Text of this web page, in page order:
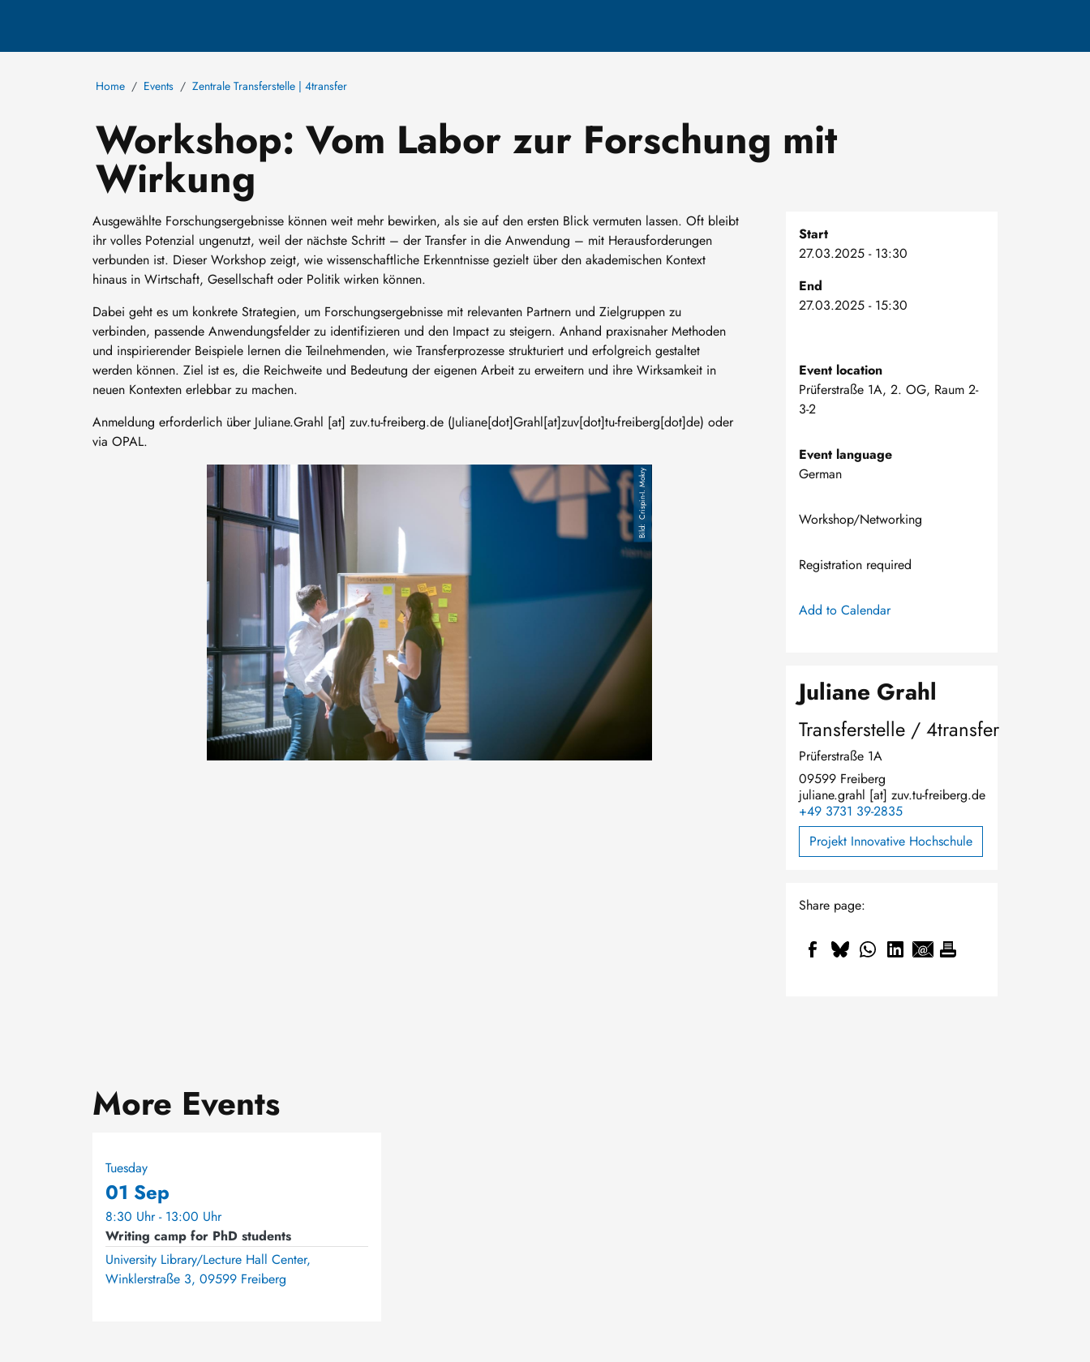
Home Events Zentrale Transferstelle | 4transfer
Workshop: Vom Labor zur Forschung mit
Wirkung
Ausgewählte Forschungsergebnisse können weit mehr bewirken, als sie auf den ersten Blick vermuten lassen. Oft bleibt
ihr volles Potenzial ungenutzt, weil der nächste Schritt – der Transfer in die Anwendung – mit Herausforderungen
verbunden ist. Dieser Workshop zeigt, wie wissenschaftliche Erkenntnisse gezielt über den akademischen Kontext
hinaus in Wirtschaft, Gesellschaft oder Politik wirken können.
Dabei geht es um konkrete Strategien, um Forschungsergebnisse mit relevanten Partnern und Zielgruppen zu
verbinden, passende Anwendungsfelder zu identifizieren und den Impact zu steigern. Anhand praxisnaher Methoden
und inspirierender Beispiele lernen die Teilnehmenden, wie Transferprozesse strukturiert und erfolgreich gestaltet
werden können. Ziel ist es, die Reichweite und Bedeutung der eigenen Arbeit zu erweitern und ihre Wirksamkeit in
neuen Kontexten erlebbar zu machen.
Anmeldung erforderlich über Juliane.Grahl [at] zuv.tu-freiberg.de (Juliane[dot]Grahl[at]zuv[dot]tu-freiberg[dot]de) oder
via OPAL.
Image
Crispin-I. Mokry
Start
27.03.2025 - 13:30
End
27.03.2025 - 15:30
Event location
Prüferstraße 1A, 2. OG, Raum 2-
3-2
Event language
German
Workshop/Networking
Registration required
Add to Calendar
Juliane Grahl
Transferstelle / 4transfer
Prüferstraße 1A
09599 Freiberg
juliane.grahl [at] zuv.tu-freiberg.de
+49 3731 39-2835
Projekt Innovative Hochschule
Share page:
More Events
Tuesday
01 Sep
8:30 Uhr - 13:00 Uhr
Writing camp for PhD students
University Library/Lecture Hall Center,
Winklerstraße 3, 09599 Freiberg